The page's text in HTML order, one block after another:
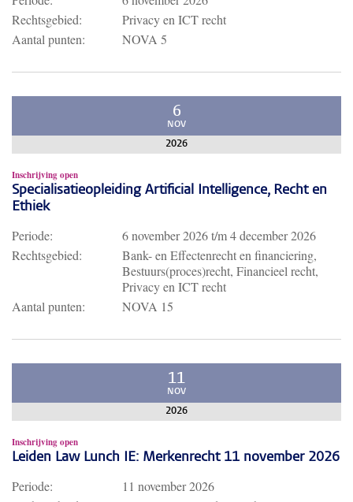
Rechtsgebied:
Privacy en ICT recht
Aantal punten:
NOVA 5
6
NOV
2026
Inschrijving open
Specialisatieopleiding Artificial Intelligence, Recht en
Ethiek
Periode: 6 november 2026t/m4 december 2026
Rechtsgebied:
Bank- en Effectenrecht en financiering,
Bestuurs(proces)recht, Financieel recht,
Privacy en ICT recht
Aantal punten:
NOVA 15
11
NOV
2026
Inschrijving open
Leiden Law Lunch IE: Merkenrecht 11 november 2026
Periode:
11 november 2026